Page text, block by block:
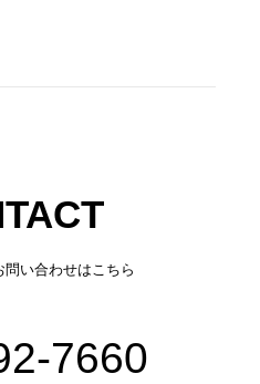
い合わせはこちら
7660